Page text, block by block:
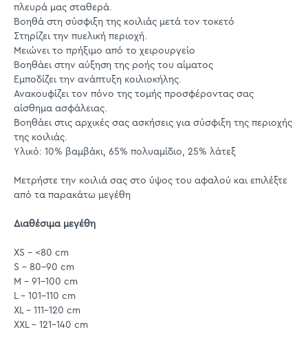
πλευρά μας σταθερά.
Βοηθά στη σύσφιξη της κοιλιάς μετά τον τοκετό
Στηρίζει την πυελική περιοχή.
Μειώνει το πρήξιμο από το χειρουργείο
Βοηθάει στην αύξηση της ροής του αίματος
Εμποδίζει την ανάπτυξη κοιλιοκήλης.
Ανακουφίζει τον πόνο της τομής προσφέροντας σας
αίσθημα ασφάλειας.
Βοηθάει στις αρχικές σας ασκήσεις για σύσφιξη της περιοχής
της κοιλιάς.
Υλικό: 10% βαμβάκι, 65% πολυαμίδιο, 25% λάτεξ
Μετρήστε την κοιλιά σας στο ύψος του αφαλού και επιλέξτε
από τα παρακάτω μεγέθη
Διαθέσιμα μεγέθη
XS – <80 cm
S – 80-90 cm
M – 91-100 cm
L – 101-110 cm
XL – 111-120 cm
XXL – 121-140 cm